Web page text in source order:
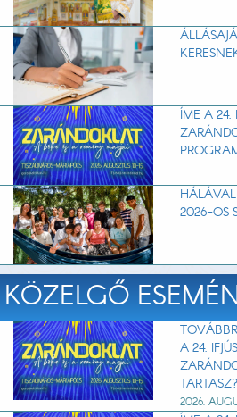
ÍME A 24.
2026-OS
KÖZELGŐ
A 24.
TARTASZ?
2026.